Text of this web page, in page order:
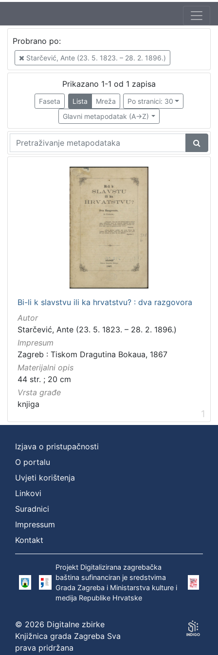
Jezik
hrvatski
cjelina
Zagreb na pragu modernog doba
Probrano po:
Starčević, Ante (23. 5. 1823. – 28. 2. 1896.)
Prikazano 1-1 od 1 zapisa
Faseta Lista Mreža
Po stranici: 30
Glavni metapodatak (A->Z)
Bi-li k slavstvu ili ka hrvatstvu? : dva razgovora
Autor
Starčević, Ante (23. 5. 1823. – 28. 2. 1896.)
Impresum
Zagreb : Tiskom Dragutina Bokaua, 1867
Materijalni opis
44 str. ; 20 cm
Vrsta građe
knjiga
1
Izjava o pristupačnosti
O portalu
Uvjeti korištenja
Linkovi
Suradnici
Impressum
Kontakt
Projekt Digitalizirana zagrebačka
baština sufinanciran je sredstvima
Grada Zagreba i Ministarstva kulture i
medija Republike Hrvatske
© 2026 Digitalne zbirke
Knjižnica grada Zagreba Sva
prava pridržana